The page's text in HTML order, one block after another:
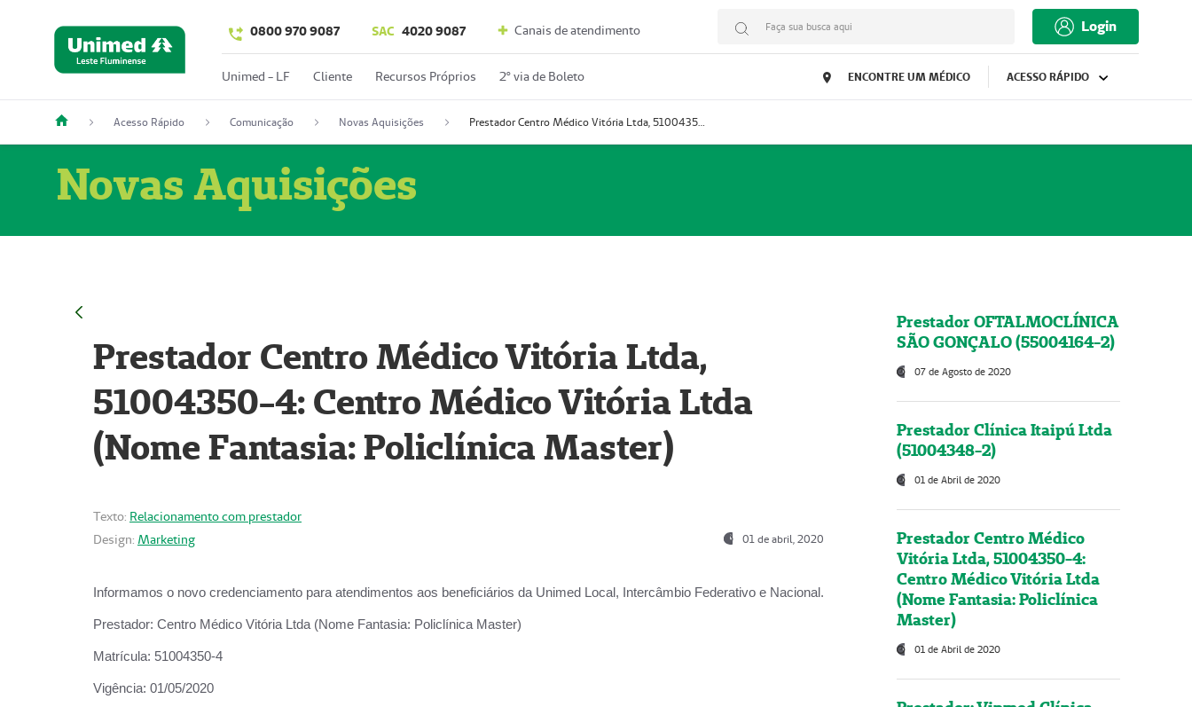
0800 970 9087 SAC 4020 9087 Canais de atendimento Faça sua busca aqui Login
Unimed - LF Cliente Recursos Próprios 2º via de Boleto ENCONTRE UM MÉDICO ACESSO RÁPIDO
Acesso Rápido Comunicação Novas Aquisições Prestador Centro Médico Vitória Ltda, 51004350-4: Centro Médico Vitória Ltda (Nome Fantasia: Policlínica Master)
Novas Aquisições
Prestador Centro Médico Vitória Ltda,
51004350-4: Centro Médico Vitória Ltda
(Nome Fantasia: Policlínica Master)
Texto: Relacionamento com prestador
Design: Marketing 01 de abril, 2020
Informamos o novo credenciamento para atendimentos aos beneficiários da Unimed Local, Intercâmbio Federativo e Nacional.
Prestador: Centro Médico Vitória Ltda (Nome Fantasia: Policlínica Master)
Matrícula: 51004350-4
Vigência: 01/05/2020
Prestador OFTALMOCLÍNICA
SÃO GONÇALO (55004164-2)
07 de Agosto de 2020
Prestador Clínica Itaipú Ltda
(51004348-2)
01 de Abril de 2020
Prestador Centro Médico
Vitória Ltda, 51004350-4:
Centro Médico Vitória Ltda
(Nome Fantasia: Policlínica
Master)
01 de Abril de 2020